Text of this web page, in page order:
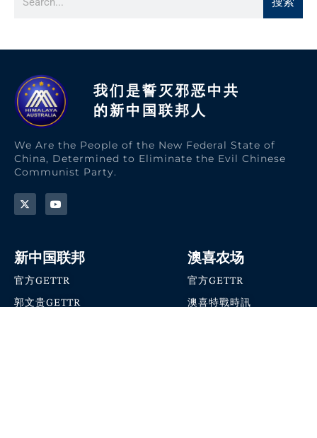
我们是誓灭邪恶中共
的新中国联邦人​
We Are the People of the New Federal State of
China, Determined to Eliminate the Evil Chinese
Communist Party.
新中国联邦
官方GETTR
郭文贵GETTR
澳喜农场
官方GETTR
澳喜特戰時訊